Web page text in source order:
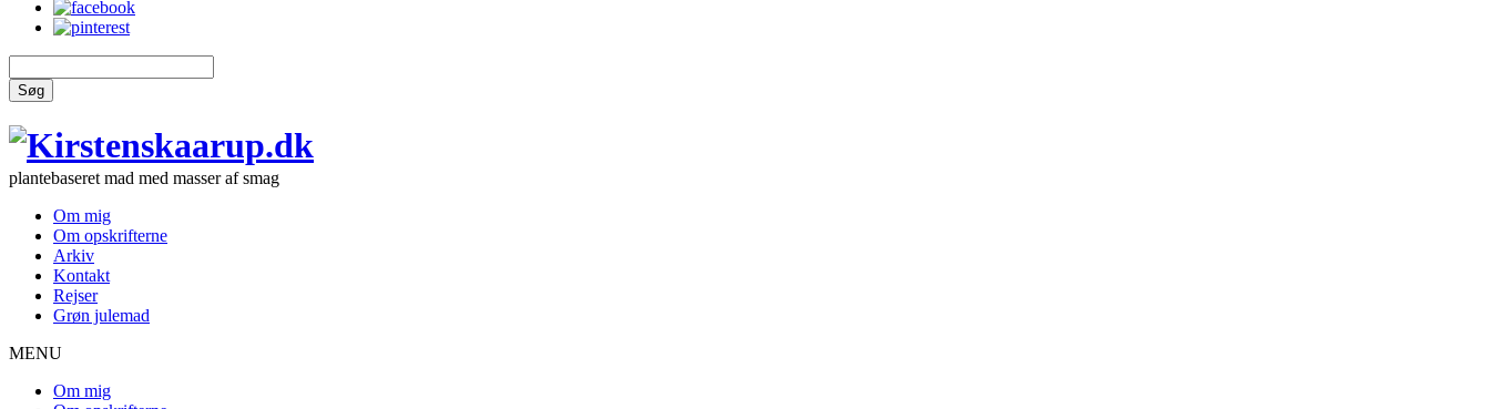
Søg
plantebaseret mad med masser af smag
Om mig
Om opskrifterne
Arkiv
Kontakt
Rejser
Grøn julemad
MENU
Om mig